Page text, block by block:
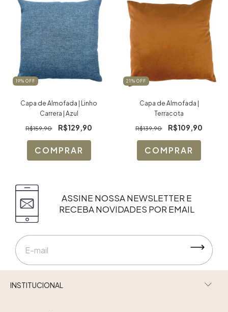
19% OFF
Capa de Almofada | Linho
Carrera | Azul
R$159,90 R$129,90
21 % OFF
Capa de Almofada |
Terracota
R$139,90 R$109,90
ASSINE NOSSA NEWSLETTER E
RECEBA NOVIDADES POR EMAIL
INSTITUCIONAL